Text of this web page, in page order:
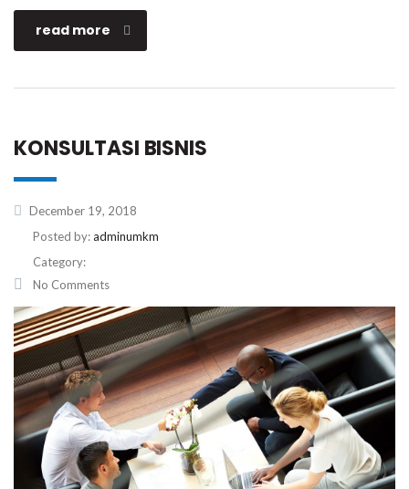
read more
KONSULTASI BISNIS
December 19, 2018
Posted by:adminumkm
Category:
No Comments